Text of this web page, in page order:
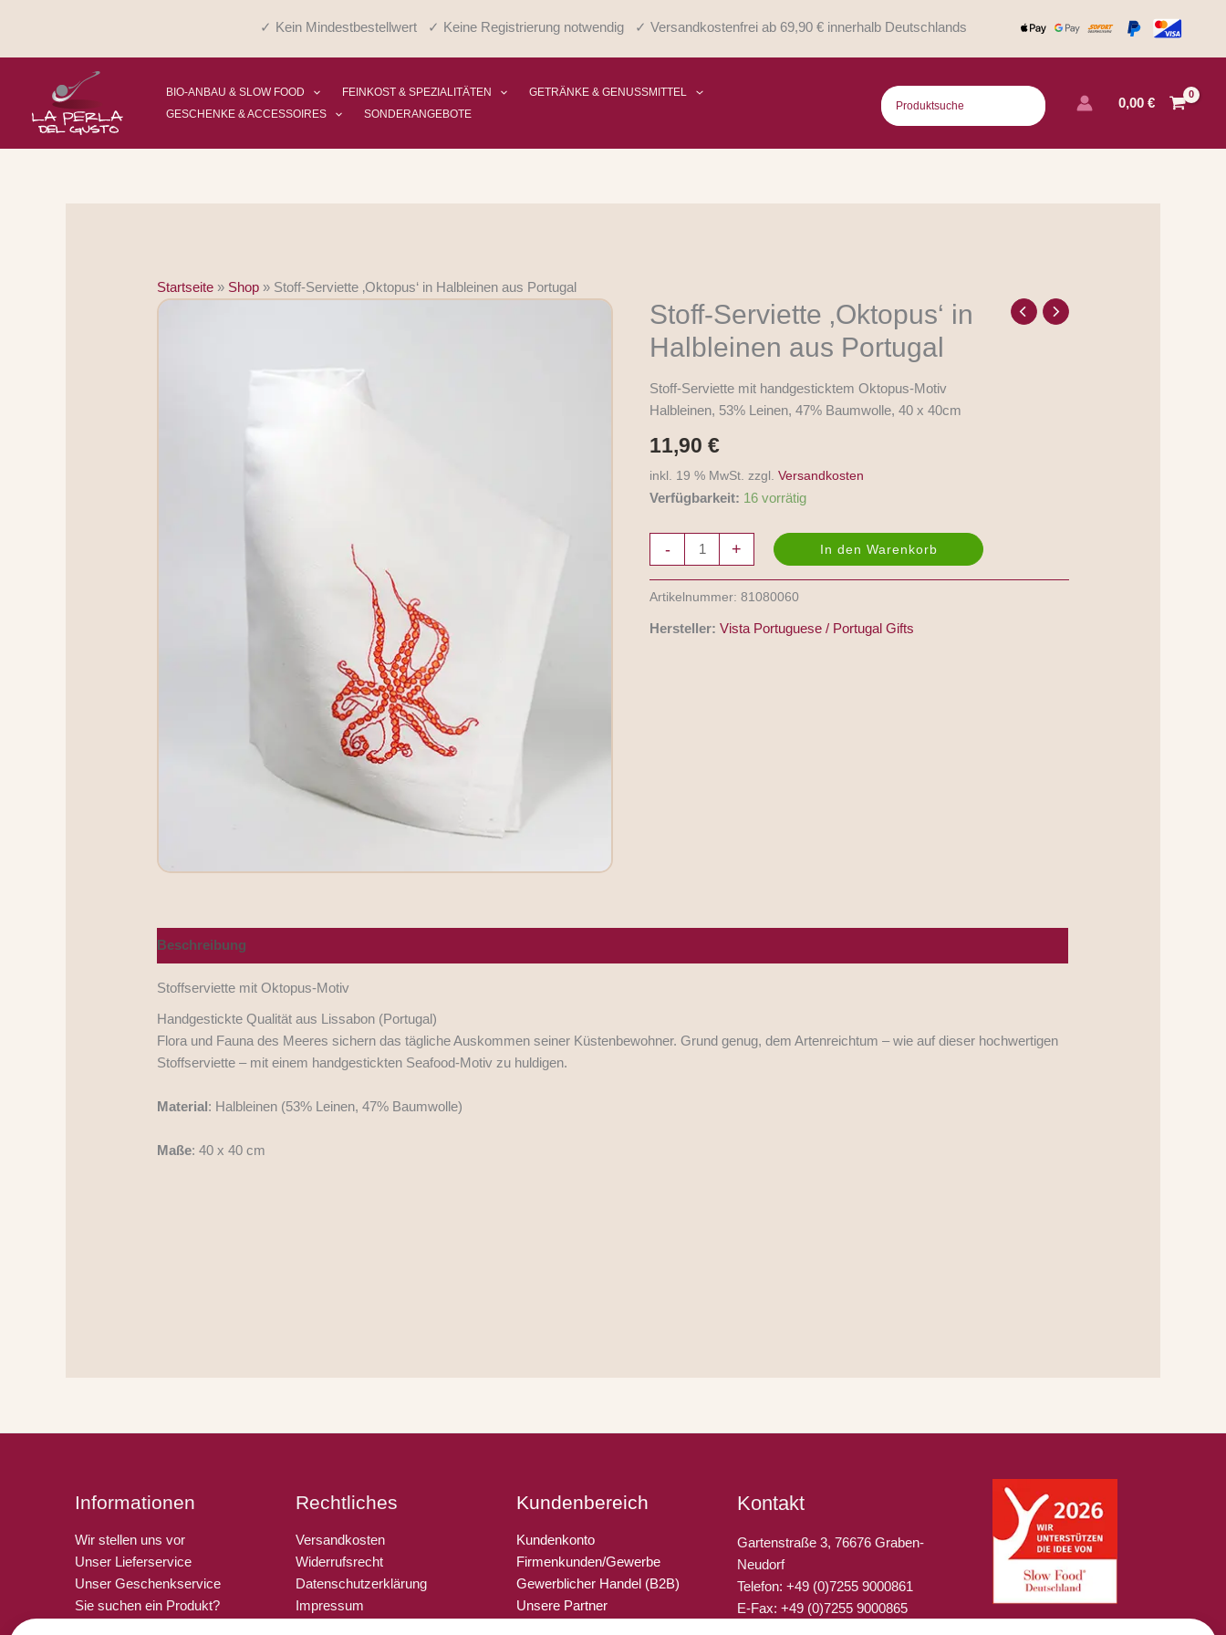
✓ Kein Mindestbestellwert ✓ Keine Registrierung notwendig ✓ Versandkostenfrei ab 69,90 € innerhalb Deutschlands
BIO-ANBAU & SLOW FOOD FEINKOST & SPEZIALITÄTEN
GETRÄNKE & GENUSSMITTEL
GESCHENKE & ACCESSOIRES
SONDERANGEBOTE
0,00 €
Startseite » Shop » Stoff-Serviette ‚Oktopus‘ in Halbleinen aus Portugal
Stoff-Serviette ‚Oktopus‘ in
Halbleinen aus Portugal
Stoff-Serviette mit handgesticktem Oktopus-Motiv
Halbleinen, 53% Leinen, 47% Baumwolle, 40 x 40cm
11,90 €
inkl. 19 % MwSt. zzgl. Versandkosten
Verfügbarkeit: 16 vorrätig
-
Stoff-
'Oktopus'
Halbleinen
aus
Portugal
Menge
+ In den Warenkorb
Artikelnummer: 81080060
Hersteller: Vista Portuguese / Portugal Gifts
Beschreibung
Stoffserviette mit Oktopus-Motiv
Handgestickte Qualität aus Lissabon (Portugal)
Flora und Fauna des Meeres sichern das tägliche Auskommen seiner Küstenbewohner. Grund genug, dem Artenreichtum – wie auf dieser hochwertigen
Stoffserviette – mit einem handgestickten Seafood-Motiv zu huldigen.
Material: Halbleinen (53% Leinen, 47% Baumwolle)
Maße: 40 x 40 cm
Informationen
Wir stellen uns vor
Unser Lieferservice
Unser Geschenkservice
Sie suchen ein Produkt?
Rechtliches
Versandkosten
Widerrufsrecht
Datenschutzerklärung
Impressum
Kundenbereich
Kundenkonto
Firmenkunden/Gewerbe
Gewerblicher Handel (B2B)
Unsere Partner
Kontakt
Gartenstraße 3, 76676 Graben-
Neudorf
Telefon: +49 (0)7255 9000861
E-Fax: +49 (0)7255 9000865